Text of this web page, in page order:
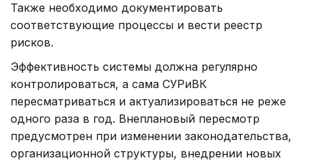
Также необходимо документировать
соответствующие процессы и вести реестр
рисков.
Эффективность системы должна регулярно
контролироваться, а сама СУРиВК
пересматриваться и актуализироваться не реже
одного раза в год. Внеплановый пересмотр
предусмотрен при изменении законодательства,
организационной структуры, внедрении новых